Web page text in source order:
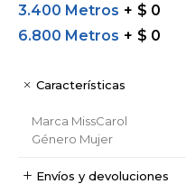
3.400 Metros
$ 0
6.800 Metros $ 0
Características
Marca MissCarol
Género Mujer
Envíos y devoluciones